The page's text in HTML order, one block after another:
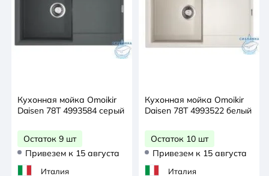
Кухонная мойка Omoikir
Daisen 78T 4993584 серый
Остаток 9 шт
Привезем к 15 августа
Италия
Кухонная мойка Omoikir
Daisen 78T 4993522 белый
Остаток 10 шт
Привезем к 15 августа
Италия